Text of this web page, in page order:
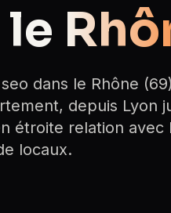
le
dans le Rhône
depuis Lyon
étroite relation
locaux.